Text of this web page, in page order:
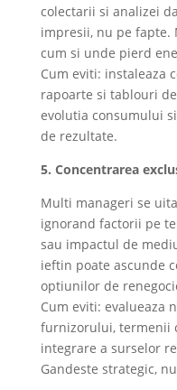
colectarii si analizei
impresii, nu pe fapte.
cum si unde pierd
Cum eviti: instaleaza
rapoarte si tablouri
evolutia consumului
de rezultate.
5. Concentrarea
Multi manageri se
ignorand factorii pe
sau impactul de
ieftin poate ascunde
optiunilor de
Cum eviti: evalueaza
furnizorului, termenii
integrare a surselor
Gandeste strategic,